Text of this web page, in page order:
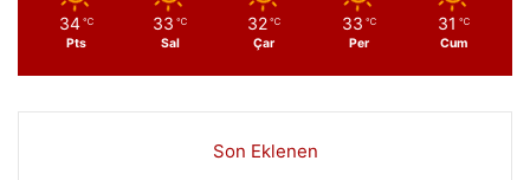
34 ℃
Pts
33 ℃
Sal
32 ℃
Çar
33 ℃
Per
31 ℃
Cum
Son Eklenen